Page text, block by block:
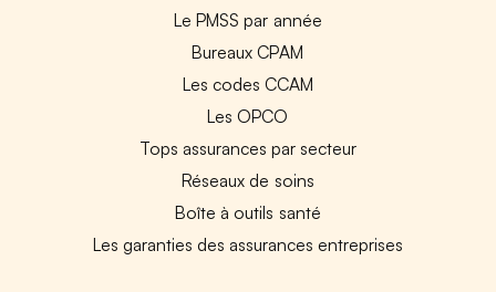
Le PMSS par année
Bureaux CPAM
Les codes CCAM
Les OPCO
Tops assurances par secteur
Réseaux de soins
Boîte à outils santé
Les garanties des assurances entreprises